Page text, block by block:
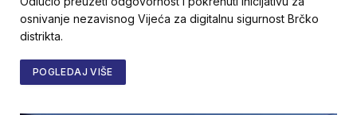
osnivanje nezavisnog Vijeća za digitalnu sigurnost Brčko
distrikta.
POGLEDAJ VIŠE